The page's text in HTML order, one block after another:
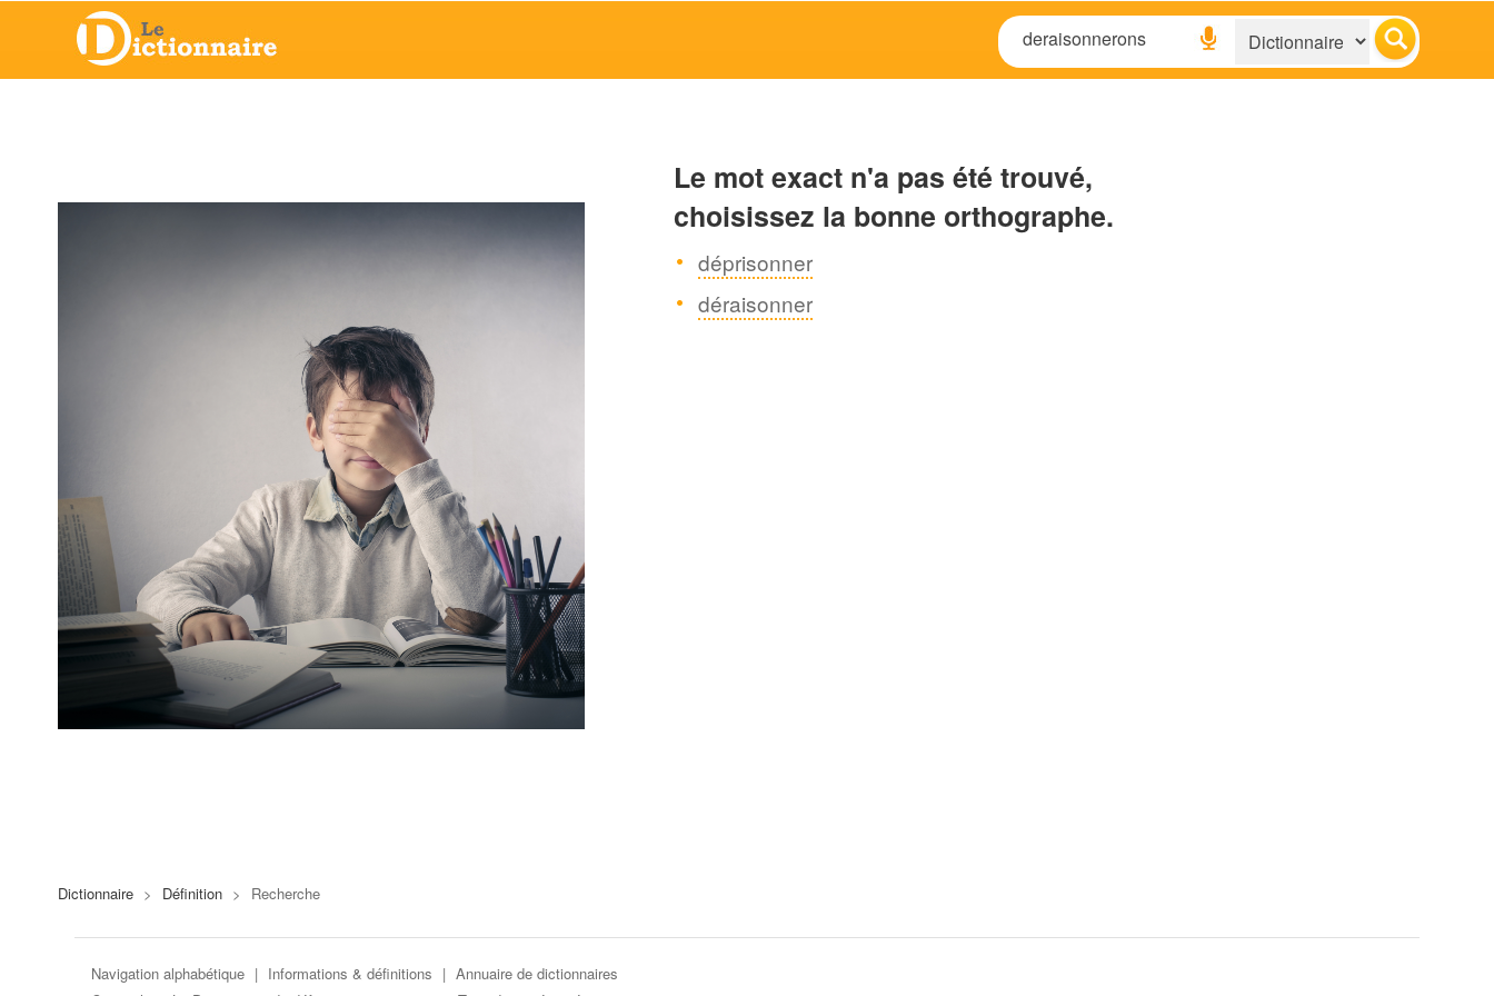
Le mot exact n'a pas été trouvé,
choisissez la bonne orthographe.
déprisonner
déraisonner
Dictionnaire > Définition > Recherche
Navigation alphabétique | Informations & définitions | Annuaire de dictionnaires